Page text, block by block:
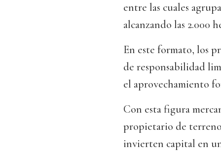
entre las cuales
alcanzando las 2.000
En este formato, los
de responsabilidad
el aprovechamiento
Con esta figura
propietario de
invierten capital en